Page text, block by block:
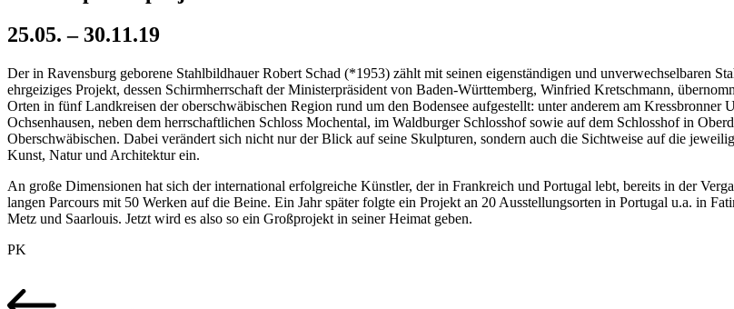
25.05. – 30.11.19
Der in Ravensburg geborene Stahlbildhauer Robert Schad (*1953) zählt mit seinen eigenständigen und unverwechselbaren
ehrgeiziges Projekt, dessen Schirmherrschaft der Ministerpräsident von Baden-Württemberg, Winfried Kretschmann,
Orten in fünf Landkreisen der oberschwäbischen Region rund um den Bodensee aufgestellt: unter anderem am
Ochsenhausen, neben dem herrschaftlichen Schloss Mochental, im Waldburger Schlosshof sowie auf dem Schlosshof in
Oberschwäbischen. Dabei verändert sich nicht nur der Blick auf seine Skulpturen, sondern auch die Sichtweise auf die
Kunst, Natur und Architektur ein.
An große Dimensionen hat sich der international erfolgreiche Künstler, der in Frankreich und Portugal lebt, bereits in der
langen Parcours mit 50 Werken auf die Beine. Ein Jahr später folgte ein Projekt an 20 Ausstellungsorten in Portugal u.a. in
Metz und Saarlouis. Jetzt wird es also so ein Großprojekt in seiner Heimat geben.
PK